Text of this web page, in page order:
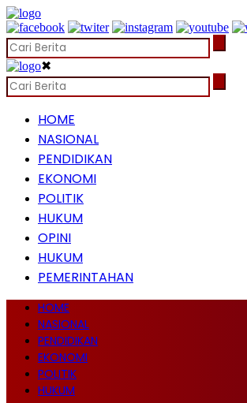
✖
HOME
NASIONAL
PENDIDIKAN
EKONOMI
POLITIK
HUKUM
OPINI
HUKUM
PEMERINTAHAN
HOME
NASIONAL
PENDIDIKAN
EKONOMI
POLITIK
HUKUM